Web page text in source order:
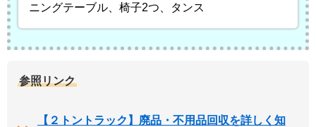
ニングテーブル、椅子2つ、タンス
参照リンク
【２トントラック】廃品・不用品回収を詳しく知